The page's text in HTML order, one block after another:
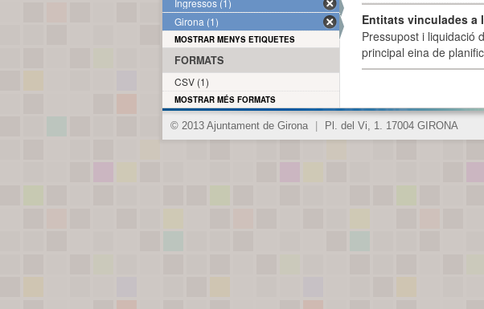
Entitats vinculades a
Pressupost i liquidació
principal eina de
Ingressos (1)
Girona (1)
MOSTRAR MENYS ETIQUETES
FORMATS
CSV (1)
MOSTRAR MÉS FORMATS
© 2013 Ajuntament de Girona Pl. del Vi, 1. 17004 GIRONA